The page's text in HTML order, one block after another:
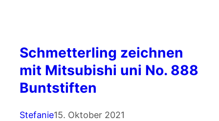
Schmetterling zeichnen
mit Mitsubishi uni No. 888
Buntstiften
Stefanie15. Oktober 2021